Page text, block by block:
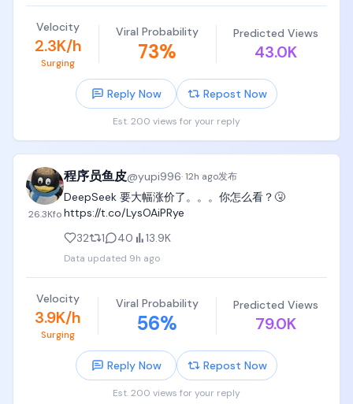
事情的
创业已经很难了，不要给自己再二次增加难度
你就用最好的产品就完事儿了，codex 的 plus 账号一
个月还不到 150 块钱，真的回不了本吗？
块，我觉得回本是不难的，这不是我“何不食肉糜”吧？
Velocity
2.3K/h
Surging
Viral Probability
73%
Predicted Views
43.0K
Reply Now Repost Now
Est. 200 views for your reply
26.3Kfo
程序员鱼皮@yupi996·12h ago发布
DeepSeek 要大幅涨价了。。。你怎么看？🤧
https://t.co/LysOAiPRye
32
1 40 13.9K
Data updated 9h ago
Velocity
3.9K/h
Surging
Viral Probability
56%
Predicted Views
79.0K
Reply Now Repost Now
Est. 200 views for your reply